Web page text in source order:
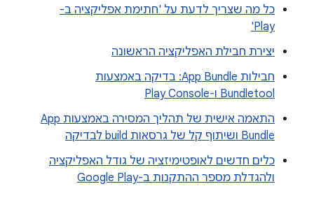
כל מה שצריך לדעת על 'חתימת אפליקציה ב-
Play'
יצירת חבילת האפליקציה הראשונה
חבילות App Bundle: בדיקה באמצעות
Bundletool ו-Play Console
התאמה אישית של תהליך המסירה באמצעות App
Bundle ושיתוף קל של גרסאות build לבדיקה
כלים חדשים לאופטימיזציה של גודל האפליקציה
ולהגדלת מספר ההתקנות ב-Google Play